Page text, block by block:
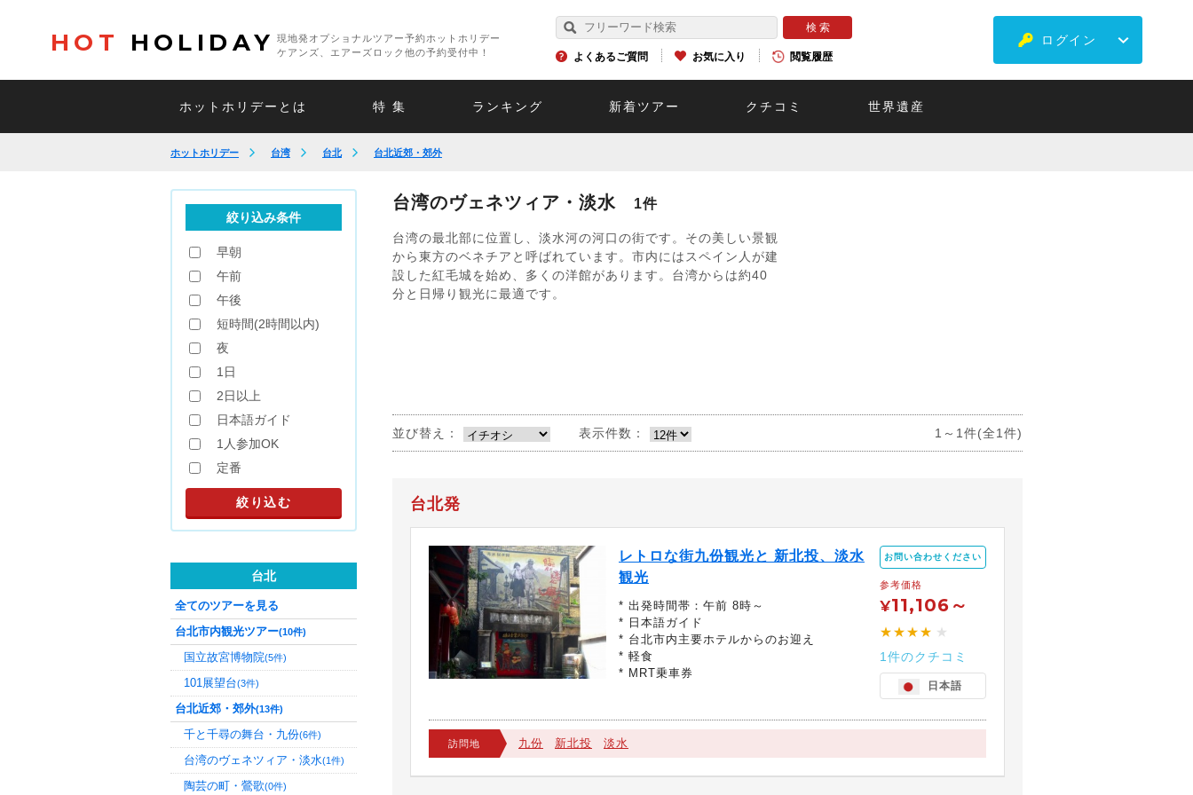
HOT HOLIDAY
現地発オプショナルツアー予約ホットホリデー
ケアンズ、エアーズロック他の予約受付中！
よくあるご質問 お気に入り 閲覧履歴
ログイン
ホットホリデーとは 特 集 ランキング 新着ツアー クチコミ 世界遺産
ホットホリデー 台湾 台北 台北近郊・郊外
台湾のヴェネツィア・淡水 1件
台湾の最北部に位置し、淡水河の河口の街です。その美しい景観
から東方のベネチアと呼ばれています。市内にはスペイン人が建
設した紅毛城を始め、多くの洋館があります。台湾からは約40
分と日帰り観光に最適です。
並び替え： 表示件数： 1～1件(全1件)
台北発
レトロな街九份観光と 新北投、淡水
観光
* 出発時間帯：午前 8時～
* 日本語ガイド
* 台北市内主要ホテルからのお迎え
* 軽食
* MRT乗車券
お問い合わせください
参考価格
¥11,106～
★★★★ ★
1件のクチコミ
日本語
訪問地 九份 新北投 淡水
絞り込み条件
早朝
午前
午後
短時間(2時間以内)
夜
1日
2日以上
日本語ガイド
1人参加OK
定番
台北
全てのツアーを見る
台北市内観光ツアー(10件)
国立故宮博物院(5件)
101展望台(3件)
台北近郊・郊外(13件)
千と千尋の舞台・九份(6件)
台湾のヴェネツィア・淡水(1件)
陶芸の町・鶯歌(0件)